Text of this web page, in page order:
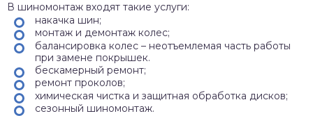
В шиномонтаж входят такие услуги:
накачка шин;
монтаж и демонтаж колес;
балансировка колес – неотъемлемая часть работы
при замене покрышек.
бескамерный ремонт;
ремонт проколов;
химическая чистка и защитная обработка дисков;
сезонный шиномонтаж.